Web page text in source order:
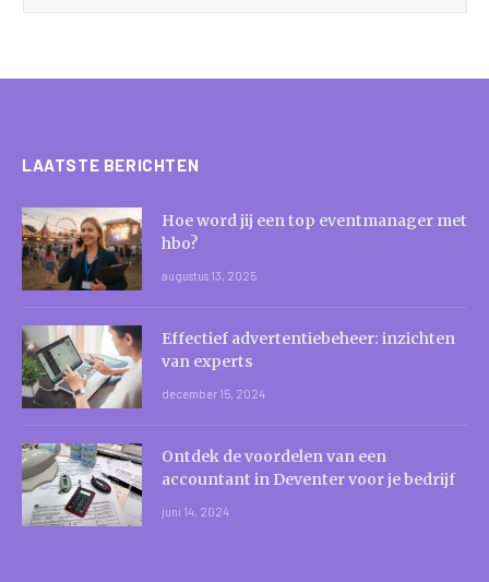
LAATSTE BERICHTEN
Hoe word jij een top eventmanager met
hbo?
augustus 13, 2025
Effectief advertentiebeheer: inzichten
van experts
december 15, 2024
Ontdek de voordelen van een
accountant in Deventer voor je bedrijf
juni 14, 2024